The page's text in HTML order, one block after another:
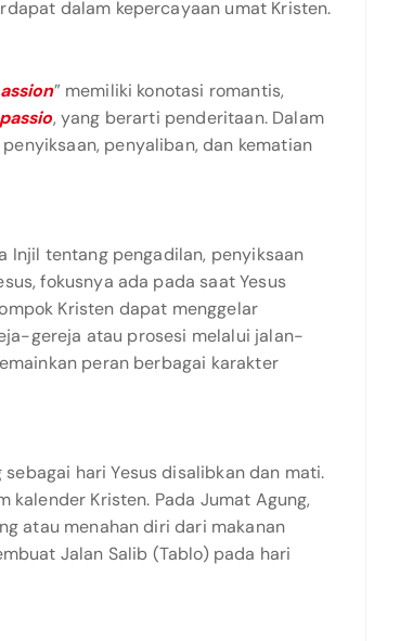
dalam kepercayaan umat Kristen.
” memiliki konotasi romantis,
passio, yang berarti penderitaan. Dalam
penyaliban, dan kematian
Injil tentang pengadilan, penyiksaan
fokusnya ada pada saat Yesus
Kristen dapat menggelar
gereja atau prosesi melalui jalan-
peran berbagai karakter
hari Yesus disalibkan dan mati.
kalender Kristen. Pada Jumat Agung,
atau menahan diri dari makanan
Jalan Salib (Tablo) pada hari